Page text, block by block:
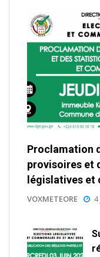
Proclamation
provisoires et
législatives et
VOXMETEORE 4